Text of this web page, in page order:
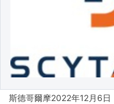
斯德哥爾摩2022年12月6日